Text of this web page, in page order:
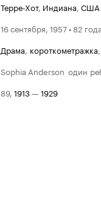
Терре-Хот, Индиана, США
16 сентября, 1957 • 82 года
драма, короткометражка,
Sophia Anderson один
89, 1913— 1929